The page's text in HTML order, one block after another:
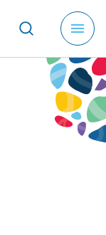
メ
ニ
ュ
ー
を
開
く